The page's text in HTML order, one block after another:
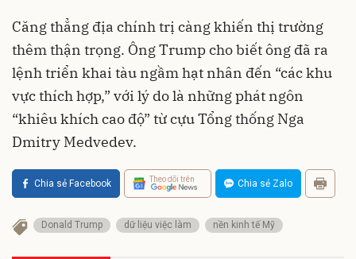
Căng thẳng địa chính trị càng khiến thị trường
thêm thận trọng. Ông Trump cho biết ông đã ra
lệnh triển khai tàu ngầm hạt nhân đến “các khu
vực thích hợp,” với lý do là những phát ngôn
“khiêu khích cao độ” từ cựu Tổng thống Nga
Dmitry Medvedev.
Chia sẻ Facebook Theo dõi trên Chia sẻ Zalo
Donald Trump dữ liệu việc làm nền kinh tế Mỹ